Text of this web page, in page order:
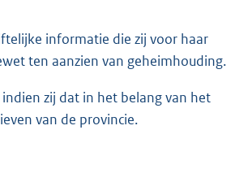
informatie die zij voor haar
ten aanzien van geheimhouding.
zij dat in het belang van het
van de provincie.